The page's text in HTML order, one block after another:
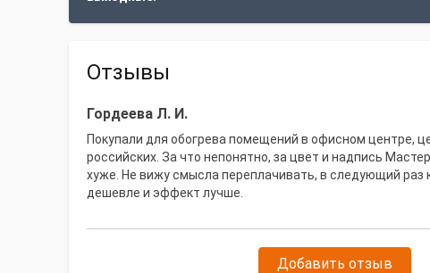
Отзывы
Гордеева Л. И.
Покупали для обогрева помещений в офисном центре,
российских. За что непонятно, за цвет и надпись
хуже. Не вижу смысла переплачивать, в следующий раз
дешевле и эффект лучше.
Добавить отзыв